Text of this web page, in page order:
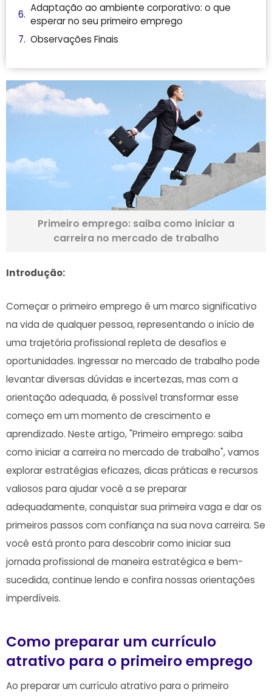
Adaptação ao ambiente corporativo: o que​
esperar no⁢ seu primeiro emprego
Observações Finais
Primeiro emprego: saiba como iniciar a
carreira no mercado de trabalho
Introdução:
Começar o primeiro⁢ emprego é um marco significativo⁣
na vida de qualquer pessoa, ‌representando o início de
uma trajetória profissional‍ repleta de ⁢desafios e
‌oportunidades. Ingressar no mercado de trabalho pode
levantar diversas dúvidas e⁤ incertezas, mas com a
orientação adequada, é possível ⁣transformar esse
começo em um momento ⁤de crescimento e
aprendizado. Neste artigo, "Primeiro emprego:⁢ saiba
como iniciar a carreira no mercado de trabalho", vamos
explorar ⁤estratégias eficazes, ‌dicas práticas e recursos
‌valiosos para ajudar‌ você ⁣a se preparar
adequadamente, conquistar sua primeira vaga e dar os
primeiros ⁤passos com confiança na sua nova carreira. Se
você está⁤ pronto para descobrir como⁤ iniciar sua
jornada ‍profissional de maneira ​estratégica e bem-
sucedida, continue lendo e confira nossas orientações‌
imperdíveis.
Como ⁤preparar um currículo
atrativo para o primeiro emprego
Ao preparar um currículo atrativo para o primeiro